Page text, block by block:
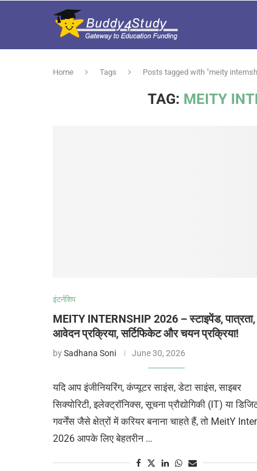
Home Tags Posts tagged with "meity
TAG: MEITY
इंटर्नशिप
MEITY INTERNSHIP 2026 – स्टाइपेंड, पात्रता,
आवेदन प्रक्रिया, सर्टिफिकेट और चयन प्रक्रिया!
bySadhana Soni June 30, 2026
यदि आप इंजीनियरिंग, कंप्यूटर साइंस, डेटा साइंस, साइबर
सिक्योरिटी, इलेक्ट्रॉनिक्स, सूचना प्रौद्योगिकी (IT) या
गवर्नेंस जैसे क्षेत्रों में करियर बनाना चाहते हैं, तो MeitY
2026 आपके लिए बेहतरीन …